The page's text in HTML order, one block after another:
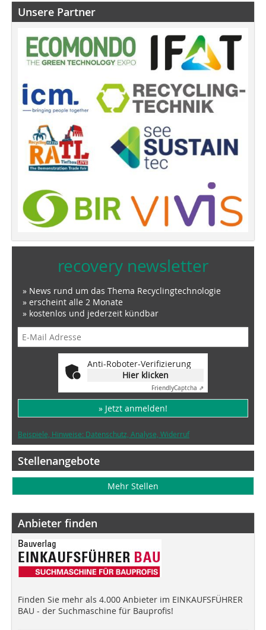
Unsere Partner
recovery newsletter
» News rund um das Thema Recyclingtechnologie
» erscheint alle 2 Monate
» kostenlos und jederzeit kündbar
Anti-Roboter-Verifizierung
Hier klicken
FriendlyCaptcha ⇗
» Jetzt anmelden!
Beispiele, Hinweise: Datenschutz, Analyse, Widerruf
Stellenangebote
Mehr Stellen
Anbieter finden
Finden Sie mehr als 4.000 Anbieter im EINKAUFSFÜHRER
BAU - der Suchmaschine für Bauprofis!